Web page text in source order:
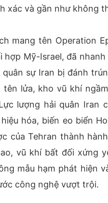
xác và gần như không
mang tên Operation
hợp Mỹ-Israel, đã
quân sự Iran bị đánh
tên lửa, kho vũ khí
lượng hải quân
hóa, biến eo biển
của Tehran thành
vũ khí bất đối xứng
mẫu hạm phát hiện
công nghệ vượt trội.